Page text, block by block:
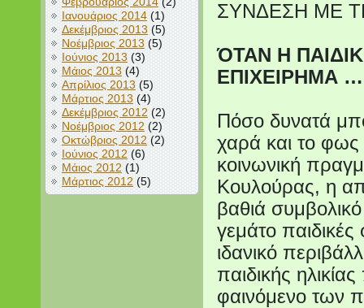
Ιανουάριος 2014(1)
Δεκέμβριος 2013 (5)
Νοέμβριος 2013(5)
Ιούνιος 2013(3)
Μάιος 2013(4)
Απρίλιος 2013 (5)
Μάρτιος 2013 (4)
Δεκέμβριος 2012 (2)
Νοέμβριος 2012 (2)
Οκτώβριος 2012 (2)
Ιούνιος 2012 (6)
Μάιος 2012 (1)
Μάρτιος 2012 (5)
ΣΥΝΔΕΣΗ ΜΕ
ΌΤΑΝ Η
ΕΠΙΧΕΙΡΗΜΑ …
Πόσο δυνατά
χαρά και το φως
κοινωνική
Κουλούρας, η
βαθιά
γεμάτο παιδικές
ιδανικό
παιδικής
φαινόμενο των